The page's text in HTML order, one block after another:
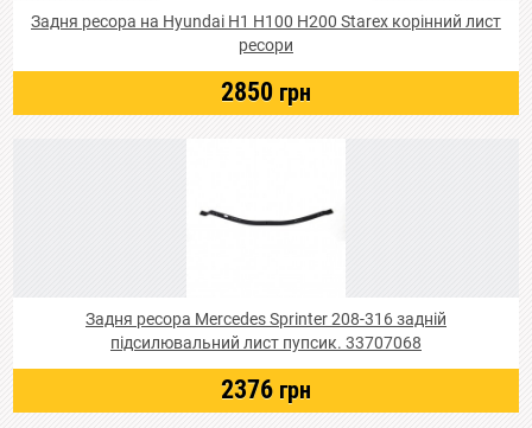
Задня ресора на Hyundai Н1 Н100 Н200 Starex корінний лист
ресори
2850 грн
Задня ресора Mercedes Sprinter 208-316 задній
підсилювальний лист пупсик. 33707068
2376 грн